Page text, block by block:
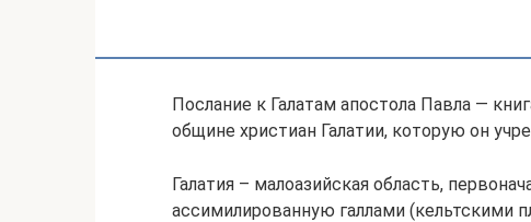
Послание к Галатам апостола Павла —
общине христиан Галатии, которую он
Галатия – малоазийская область,
ассимилированную галлами (кельтскими